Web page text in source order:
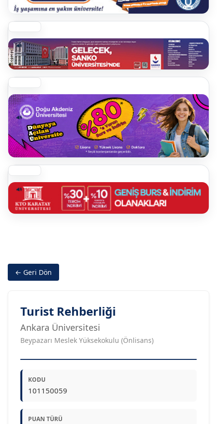
← Geri Dön
Turist Rehberliği
Ankara Üniversitesi
Beypazarı Meslek Yüksekokulu (Önlisans)
KODU
101150059
PUAN TÜRÜ